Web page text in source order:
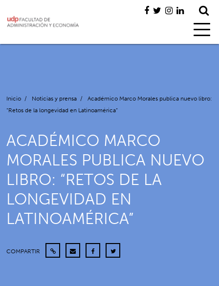
Inicio / Noticias y prensa /
Académico Marco Morales publica nuevo libro:
“Retos de la longevidad en Latinoamérica”
ACADÉMICO MARCO
MORALES PUBLICA NUEVO
LIBRO: “RETOS DE LA
LONGEVIDAD EN
LATINOAMÉRICA”
COMPARTIR